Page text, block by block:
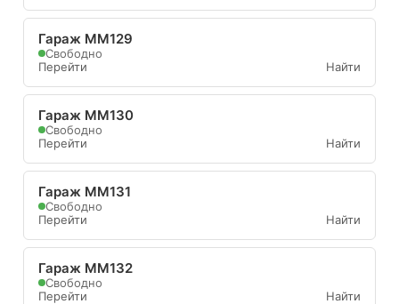
Гараж ММ129
Свободно
Перейти
Найти
Гараж ММ130
Свободно
Перейти
Найти
Гараж ММ131
Свободно
Перейти
Найти
Гараж ММ132
Свободно
Перейти
Найти